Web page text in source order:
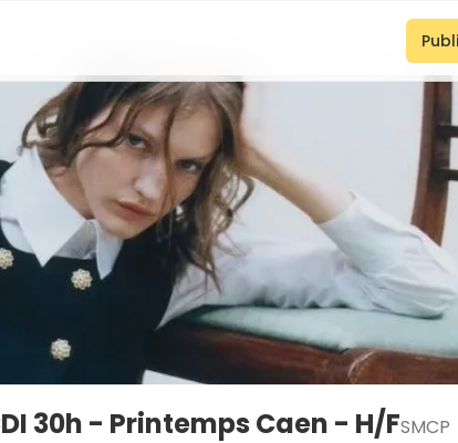
30h - Printemps Caen - H/FSMCP